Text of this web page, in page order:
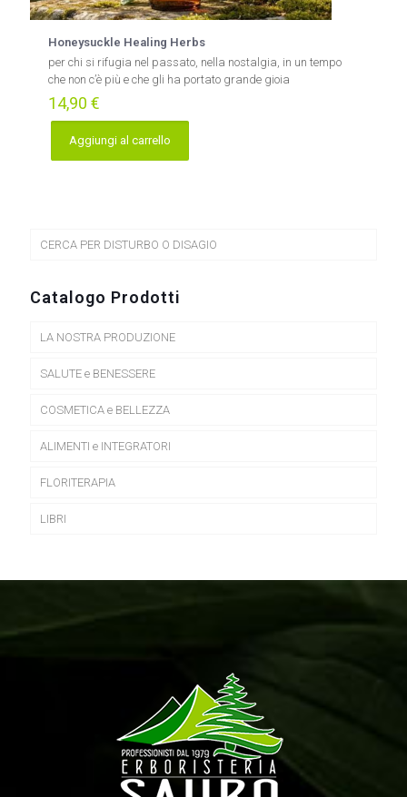
Honeysuckle Healing Herbs
per chi si rifugia nel passato, nella nostalgia, in un tempo
che non c’è più e che gli ha portato grande gioia
14,90 €
Aggiungi al carrello
CERCA PER DISTURBO O DISAGIO
Catalogo Prodotti
LA NOSTRA PRODUZIONE
SALUTE e BENESSERE
COSMETICA e BELLEZZA
ALIMENTI e INTEGRATORI
FLORITERAPIA
LIBRI